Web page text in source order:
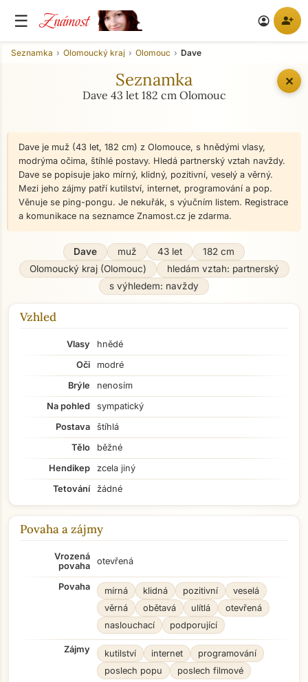
☰ Známost account_circle person_add
✕
Seznamka Olomoucký kraj Olomouc Dave
Seznamka
Dave 43 let 182 cm Olomouc
Dave je muž (43 let, 182 cm) z Olomouce, s hnědými vlasy,
modrýma očima, štíhlé postavy. Hledá partnerský vztah navždy.
Dave se popisuje jako mírný, klidný, pozitivní, veselý a věrný.
Mezi jeho zájmy patří kutilství, internet, programování a pop.
Věnuje se ping-pongu. Je nekuřák, s výučním listem. Registrace
a komunikace na seznamce Znamost.cz je zdarma.
Dave muž 43 let
182 cm
Olomoucký kraj (Olomouc)
hledám vztah: partnerský
s výhledem: navždy
Vzhled
Vlasy
hnědé
Oči
modré
Brýle
nenosím
Na pohled
sympatický
Postava
štíhlá
Tělo
běžné
Hendikep
zcela jiný
Tetování
žádné
Povaha a zájmy
Vrozená
povaha
otevřená
Povaha mírná klidná pozitivní
veselá
věrná
obětavá ulítlá
otevřená
naslouchací
podporující
Zájmy kutilství internet
programování
poslech popu
poslech filmové